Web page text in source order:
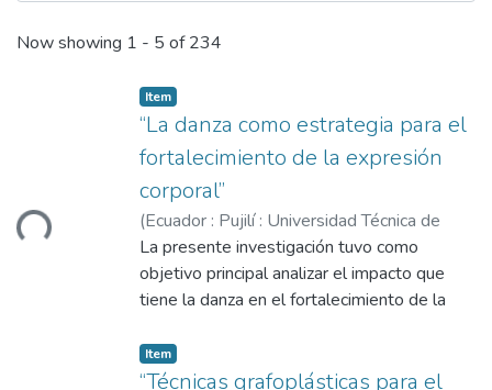
Recent Submissions
Now showing 1 - 5 of 234
Item
“La danza como estrategia para el
fortalecimiento de la expresión
corporal”
(Ecuador : Pujilí : Universidad Técnica de
Cotopaxi (UTC),2025-08 )Cedeño Cerna,
Adrián Wilfrido;Iza Hurtado, Jhadira
Marithza;López Rodríguez, Luis Gonzalo
La presente investigación tuvo como
objetivo principal analizar el impacto que
tiene la danza en el fortalecimiento de la
Cuarto Año de la Escuela de Educación
Básica “LUDOTECA”, en el año 2025. Para
Item
“Técnicas grafoplásticas para el